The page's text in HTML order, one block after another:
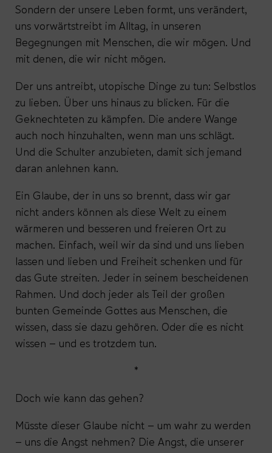
Sondern der unsere Leben formt, uns verändert,
uns vorwärtstreibt im Alltag, in unseren
Begegnungen mit Menschen, die wir mögen. Und
mit denen, die wir nicht mögen.
Der uns antreibt, utopische Dinge zu tun: Selbstlos
zu lieben. Über uns hinaus zu blicken. Für die
Geknechteten zu kämpfen. Die andere Wange
auch noch hinzuhalten, wenn man uns schlägt.
Und die Schulter anzubieten, damit sich jemand
daran anlehnen kann.
Ein Glaube, der in uns so brennt, dass wir gar
nicht anders können als diese Welt zu einem
wärmeren und besseren und freieren Ort zu
machen. Einfach, weil wir da sind und uns lieben
lassen und lieben und Freiheit schenken und für
das Gute streiten. Jeder in seinem bescheidenen
Rahmen. Und doch jeder als Teil der großen
bunten Gemeinde Gottes aus Menschen, die
wissen, dass sie dazu gehören. Oder die es nicht
wissen – und es trotzdem tun.
*
Doch wie kann das gehen?
Müsste dieser Glaube nicht – um wahr zu werden
– uns die Angst nehmen? Die Angst, die unserer